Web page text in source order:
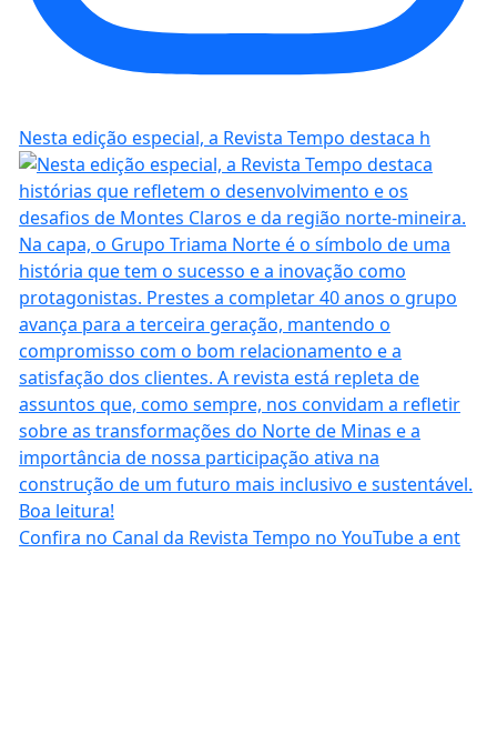
Nesta edição especial, a Revista Tempo destaca h
Confira no Canal da Revista Tempo no YouTube a ent